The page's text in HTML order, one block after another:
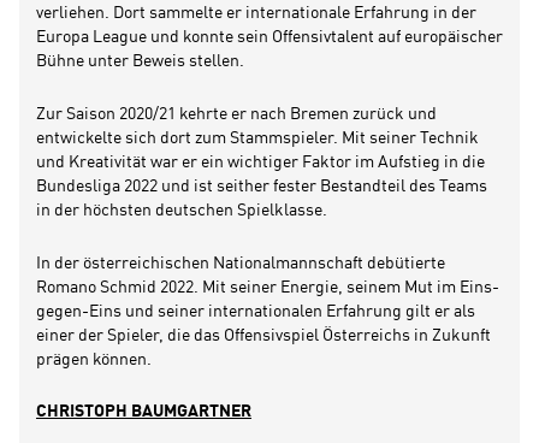
verliehen. Dort sammelte er internationale Erfahrung in der
Europa League und konnte sein Offensivtalent auf europäischer
Bühne unter Beweis stellen.
Zur Saison 2020/21 kehrte er nach Bremen zurück und
entwickelte sich dort zum Stammspieler. Mit seiner Technik
und Kreativität war er ein wichtiger Faktor im Aufstieg in die
Bundesliga 2022 und ist seither fester Bestandteil des Teams
in der höchsten deutschen Spielklasse.
In der österreichischen Nationalmannschaft debütierte
Romano Schmid 2022. Mit seiner Energie, seinem Mut im Eins-
gegen-Eins und seiner internationalen Erfahrung gilt er als
einer der Spieler, die das Offensivspiel Österreichs in Zukunft
prägen können.
CHRISTOPH BAUMGARTNER